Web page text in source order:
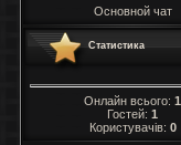
Основной чат
Статистика
Онлайн всього: 1
Гостей: 1
Користувачів: 0